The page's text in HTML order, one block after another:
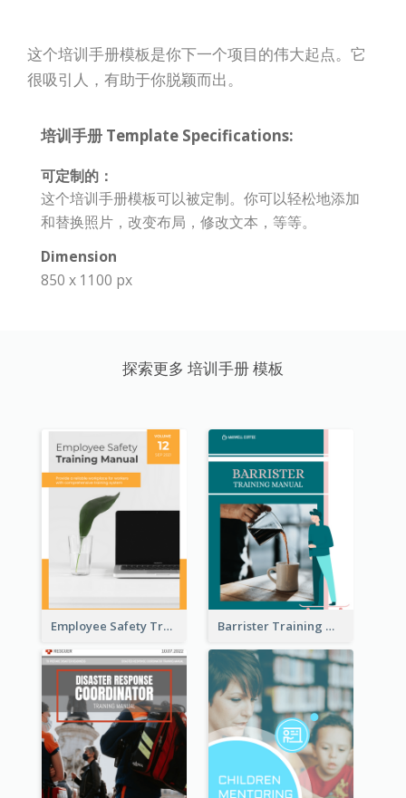
这个培训手册模板是你下一个项目的伟大起点。它
很吸引人，有助于你脱颖而出。
培训手册 Template Specifications:
可定制的：
这个培训手册模板可以被定制。你可以轻松地添加
和替换照片，改变布局，修改文本，等等。
Dimension
850 x 1100 px
探索更多 培训手册 模板
Employee Safety Training Manual Barrister Training Manual